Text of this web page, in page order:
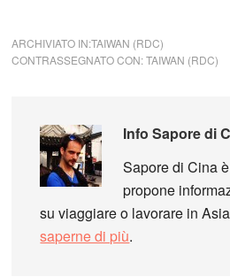
ARCHIVIATO IN:TAIWAN (RDC)
CONTRASSEGNATO CON:TAIWAN (RDC)
InfoSapore di
Sapore di Cina
propone
su viaggiare o lavorare in
saperne di più.